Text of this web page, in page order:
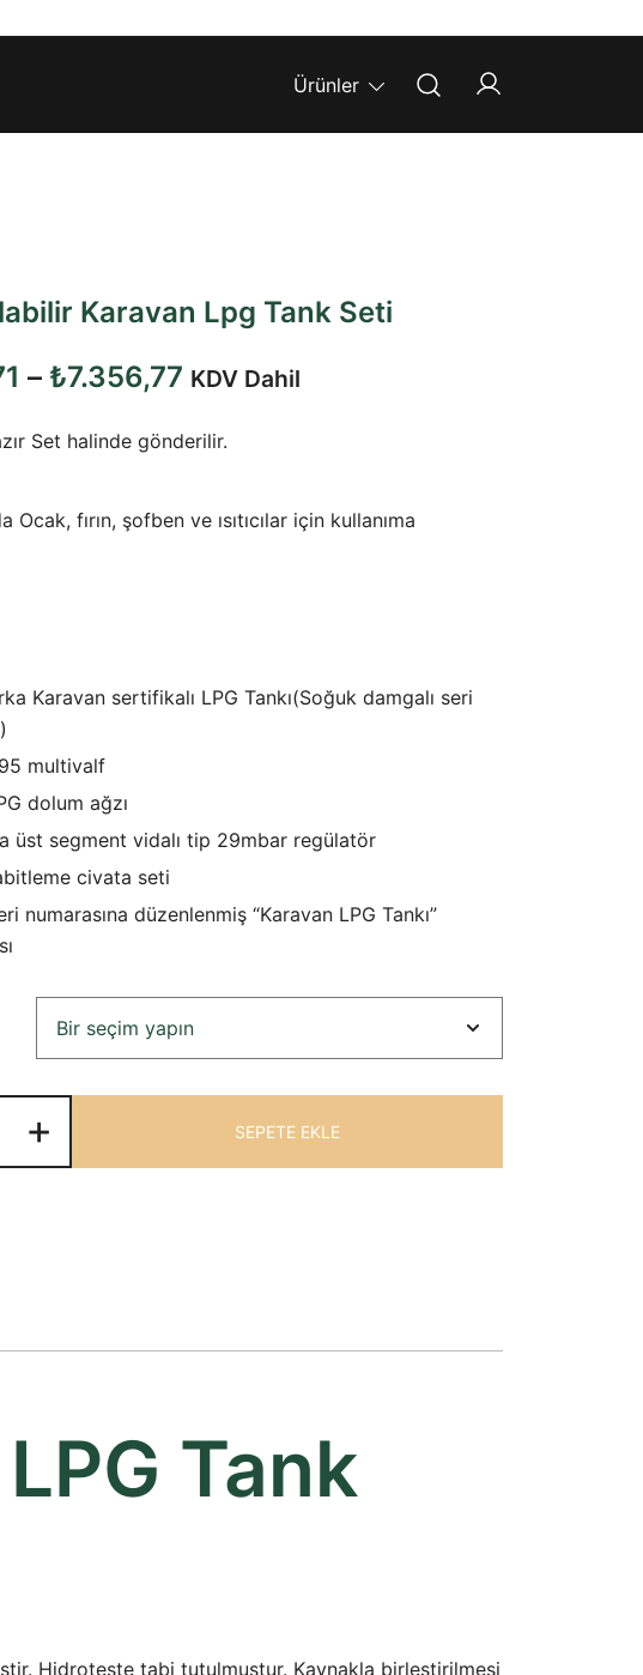
Ürünler
Karavan Lpg Tank Seti
– ₺7.356,77 Fiyat
-
KDV Dahil
Set halinde gönderilir.
Ocak, fırın, şofben ve ısıtıcılar için kullanıma
Karavan sertifikalı LPG Tankı(Soğuk damgalı seri
multivalf
dolum ağzı
üst segment vidalı tip 29mbar regülatör
civata seti
numarasına düzenlenmiş “Karavan LPG Tankı”
+ SEPETE EKLE
Tank
Hidroteste tabi tutulmuştur. Kaynakla birleştirilmesi